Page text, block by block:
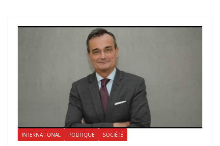
INTERNATIONAL POLITIQUE SOCIÉTÉ